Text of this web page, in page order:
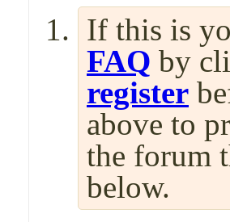
If this is
FAQ by
register
above to
the forum
below.